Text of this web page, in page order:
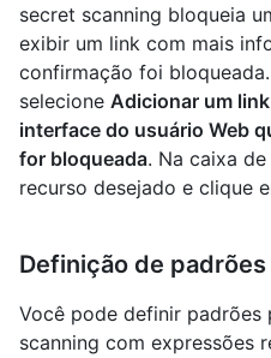
secret scanning bloqueia
exibir um link com mais
confirmação foi
selecione Adicionar um
interface do usuário Web
for bloqueada. Na caixa
recurso desejado e clique
Definição de
Você pode definir padrões
scanning com expressões